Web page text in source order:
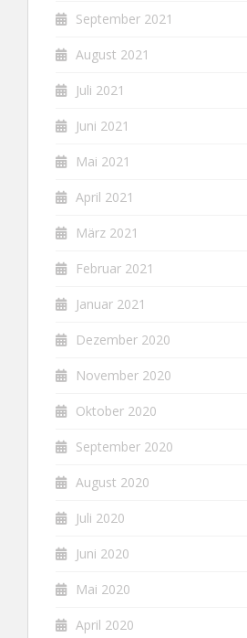
September 2021
August 2021
Juli 2021
Juni 2021
Mai 2021
April 2021
März 2021
Februar 2021
Januar 2021
Dezember 2020
November 2020
Oktober 2020
September 2020
August 2020
Juli 2020
Juni 2020
Mai 2020
April 2020